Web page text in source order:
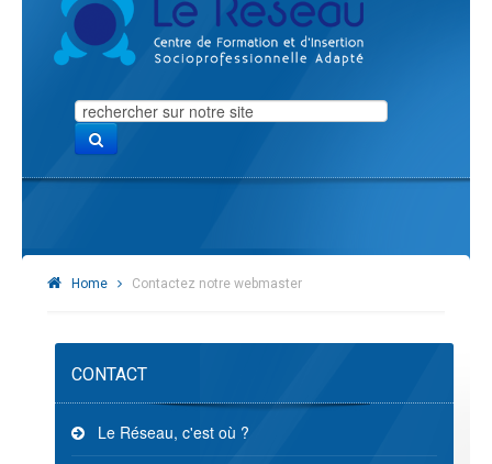
Search
...
Home Contactez notre webmaster
CONTACT
Le Réseau, c'est où ?